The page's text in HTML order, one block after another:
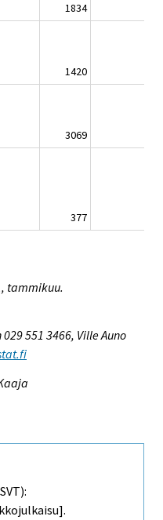
1834
1420
3069
377
tammikuu.
551 3466, Ville Auno